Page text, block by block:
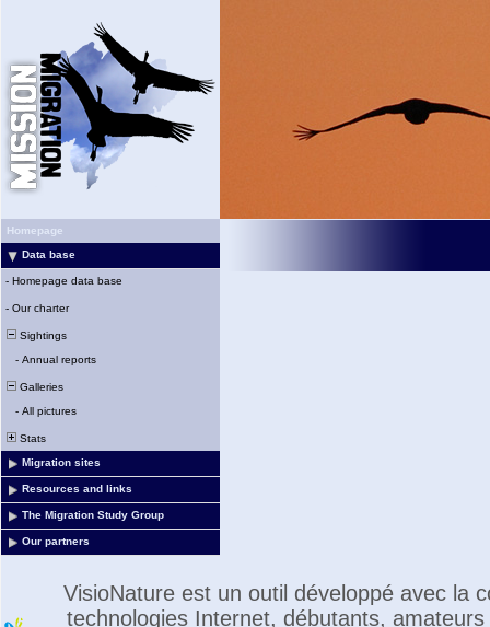
Homepage
Data base
- Homepage data base
- Our charter
Sightings
- Annual reports
Galleries
- All pictures
Stats
Migration sites
Resources and links
The Migration Study Group
Our partners
VisioNature est un outil développé avec la
technologies Internet, débutants,